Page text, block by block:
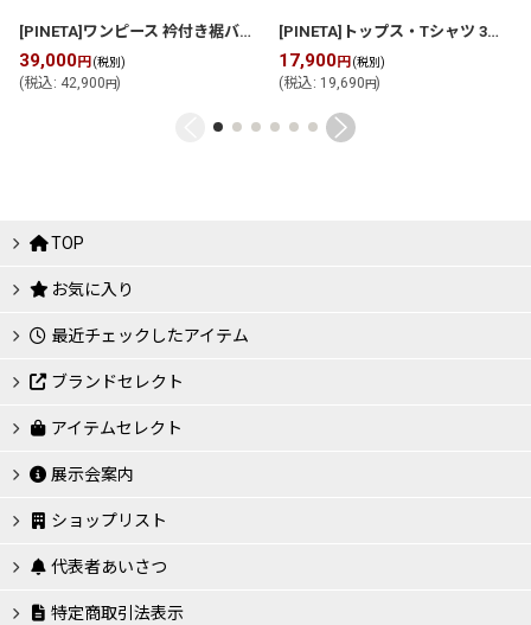
[PINETA]ワンピース 衿付き裾バルーン型 ワンピース [P2611O302 ]
39,000円 (税別)
(税込: 42,900円)
[PINETA]トップス・Tシャツ 3素材配色カットソー
17,900円 (税別)
(税込: 19,690円)
TOP
お気に入り
最近チェックしたアイテム
ブランドセレクト
アイテムセレクト
展示会案内
ショップリスト
代表者あいさつ
特定商取引法表示